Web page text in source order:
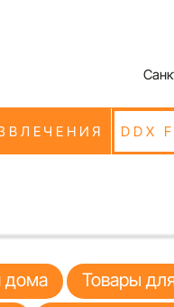
DDX
дома
Товары